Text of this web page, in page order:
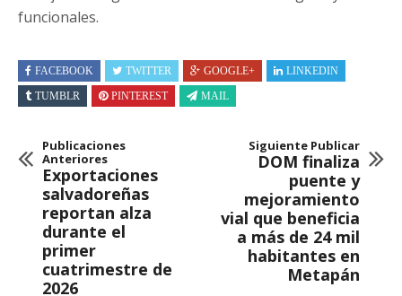
funcionales.
FACEBOOK TWITTER GOOGLE+
LINKEDIN
TUMBLR
PINTEREST MAIL
Publicaciones
Anteriores
Exportaciones
salvadoreñas
reportan alza
durante el
primer
cuatrimestre de
2026
Siguiente Publicar
DOM finaliza
puente y
mejoramiento
vial que beneficia
a más de 24 mil
habitantes en
Metapán